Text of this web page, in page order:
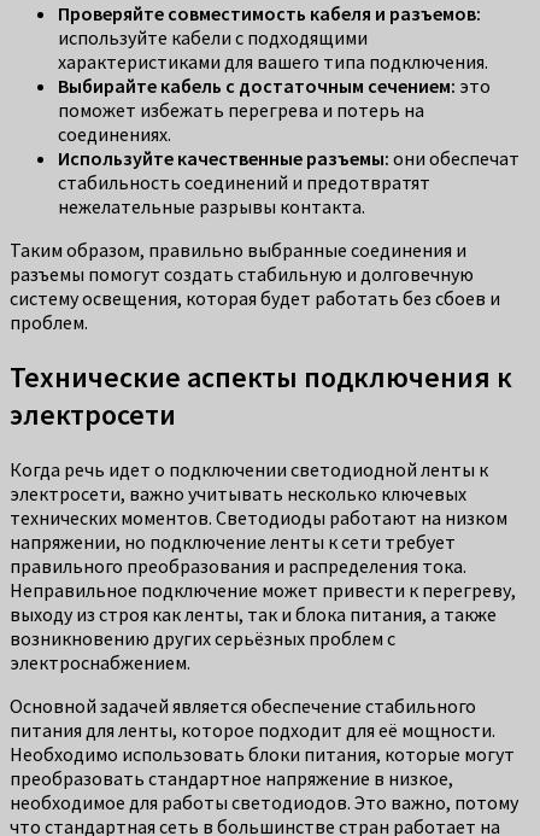
Проверяйте совместимость кабеля и разъемов:
используйте кабели с подходящими
характеристиками для вашего типа подключения.
Выбирайте кабель с достаточным сечением: это
поможет избежать перегрева и потерь на
соединениях.
Используйте качественные разъемы: они обеспечат
стабильность соединений и предотвратят
нежелательные разрывы контакта.
Таким образом, правильно выбранные соединения и
разъемы помогут создать стабильную и долговечную
систему освещения, которая будет работать без сбоев и
проблем.
Технические аспекты подключения к
электросети
Когда речь идет о подключении светодиодной ленты к
электросети, важно учитывать несколько ключевых
технических моментов. Светодиоды работают на низком
напряжении, но подключение ленты к сети требует
правильного преобразования и распределения тока.
Неправильное подключение может привести к перегреву,
выходу из строя как ленты, так и блока питания, а также
возникновению других серьёзных проблем с
электроснабжением.
Основной задачей является обеспечение стабильного
питания для ленты, которое подходит для её мощности.
Необходимо использовать блоки питания, которые могут
преобразовать стандартное напряжение в низкое,
необходимое для работы светодиодов. Это важно, потому
что стандартная сеть в большинстве стран работает на